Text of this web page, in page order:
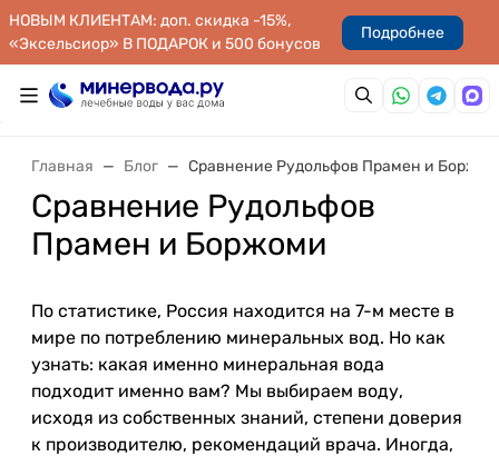
НОВЫМ КЛИЕНТАМ: доп. скидка -15%,
«Эксельсиор» В ПОДАРОК и 500 бонусов
Подробнее
Главная Блог Сравнение Рудольфов Прамен и
Сравнение Рудольфов
Прамен и Боржоми
По статистике, Россия находится на 7-м месте в
мире по потреблению минеральных вод. Но как
узнать: какая именно минеральная вода
подходит именно вам? Мы выбираем воду,
исходя из собственных знаний, степени доверия
к производителю, рекомендаций врача. Иногда,